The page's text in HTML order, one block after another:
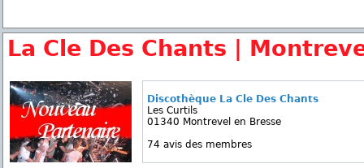
La Cle Des Chants |
Discothèque La Cle Des Chants
Les Curtils
01340 Montrevel en Bresse
74 avis des membres